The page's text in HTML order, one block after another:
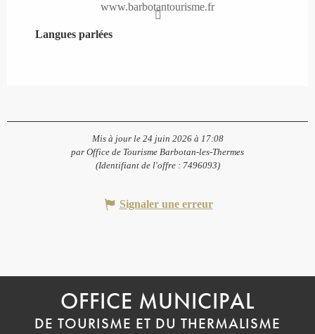
www.barbotantourisme.fr
Langues parlées
Langues parlées
Mis à jour le 24 juin 2026 à 17:08
par Office de Tourisme Barbotan-les-Thermes
(Identifiant de l'offre : 7496093)
Signaler une erreur
OFFICE MUNICIPAL
DE TOURISME ET DU THERMALISME